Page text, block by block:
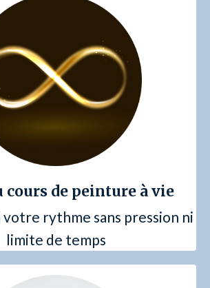
cours de peinture à vie
votre rythme sans pression ni
limite de temps